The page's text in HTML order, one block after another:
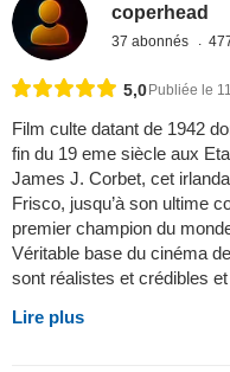
coperhead
37 abonnés
5,0 Publiée le
Film culte datant de 1942
fin du 19 eme siècle aux
James J. Corbet, cet
Frisco, jusqu’à son ultime
premier champion du
Véritable base du cinéma
sont réalistes et crédibles
Lire plus